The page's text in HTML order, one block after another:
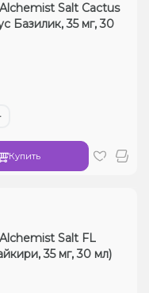
Salt Cactus
Базилик, 35 мг, 30
Купить
Salt FL
35 мг, 30 мл)